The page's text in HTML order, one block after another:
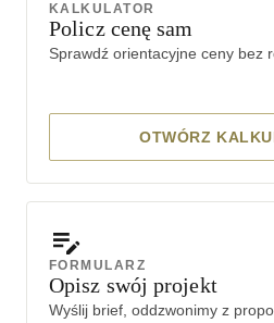
KALKULATOR
Policz cenę sam
Sprawdź orientacyjne ceny bez
OTWÓRZ
FORMULARZ
Opisz swój projekt
Wyślij brief, oddzwonimy z